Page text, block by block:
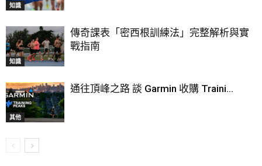
知識
知識
傳奇課表「密西根訓練法」完整解析與實
戰指南
其他
通往頂峰之路 談 Garmin 收購 Traini...